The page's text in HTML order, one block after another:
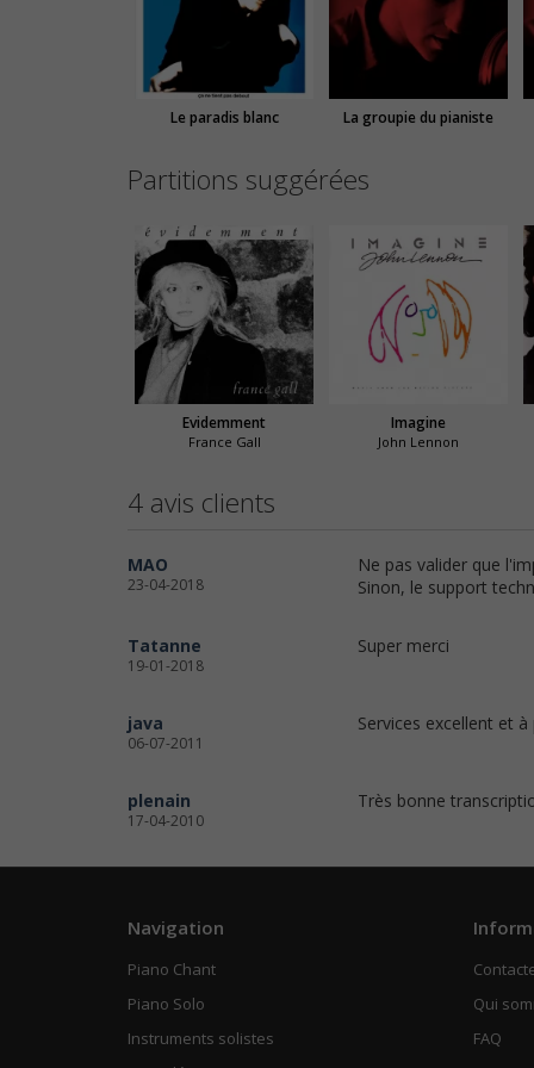
Le paradis blanc La groupie du pianiste
Partitions suggérées
Evidemment
France Gall
Imagine
John Lennon
4 avis clients
MAO
23-04-2018
Ne pas valider que
Sinon, le support
Tatanne
19-01-2018
Super merci
java
06-07-2011
Services excellent et
plenain
17-04-2010
Très bonne
Navigation
Piano Chant
Piano Solo
Instruments solistes
Qui
FAQ